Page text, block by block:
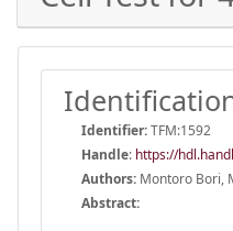
Identifier:TFM:1592
Handle: https://
Authors: Montoro Bori,
Abstract: